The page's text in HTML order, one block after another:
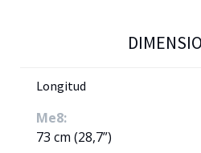
Longitud
Me8:
73 cm (28,7”)